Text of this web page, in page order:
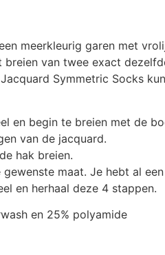
meerkleurig garen met
van twee exact
Symmetric Socks
en begin te breien met de
van de jacquard.
hak breien.
maat. Je hebt al
en herhaal deze 4 stappen.
en 25% polyamide